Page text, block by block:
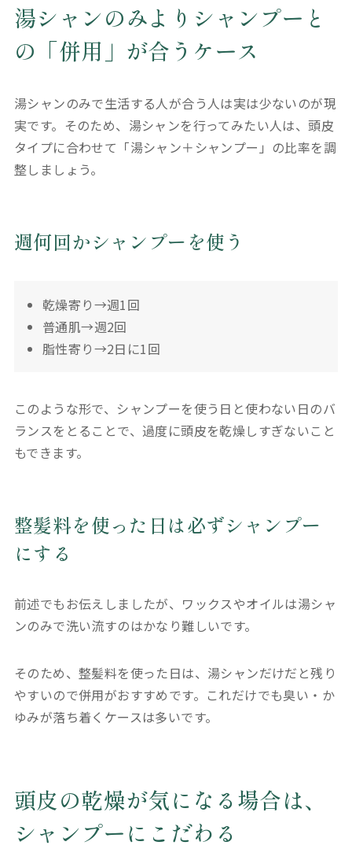
湯シャンのみよりシャンプーと
の「併用」が合うケース
湯シャンのみで生活する人が合う人は実は少ないのが現
実です。そのため、湯シャンを行ってみたい人は、頭皮
タイプに合わせて「湯シャン＋シャンプー」の比率を調
整しましょう。
週何回かシャンプーを使う
乾燥寄り→週1回
普通肌→週2回
脂性寄り→2日に1回
このような形で、シャンプーを使う日と使わない日のバ
ランスをとることで、過度に頭皮を乾燥しすぎないこと
もできます。
整髪料を使った日は必ずシャンプー
にする
前述でもお伝えしましたが、ワックスやオイルは湯シャ
ンのみで洗い流すのはかなり難しいです。
そのため、整髪料を使った日は、湯シャンだけだと残り
やすいので併用がおすすめです。これだけでも臭い・か
ゆみが落ち着くケースは多いです。
頭皮の乾燥が気になる場合は、
シャンプーにこだわる